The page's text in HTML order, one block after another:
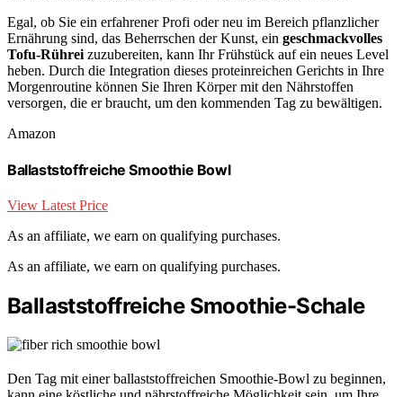
Egal, ob Sie ein erfahrener Profi oder neu im Bereich pflanzlicher
Ernährung sind, das Beherrschen der Kunst, ein geschmackvolles
Tofu-Rührei zuzubereiten, kann Ihr Frühstück auf ein neues Level
heben. Durch die Integration dieses proteinreichen Gerichts in Ihre
Morgenroutine können Sie Ihren Körper mit den Nährstoffen
versorgen, die er braucht, um den kommenden Tag zu bewältigen.
Amazon
Ballaststoffreiche Smoothie Bowl
View Latest Price
As an affiliate, we earn on qualifying purchases.
As an affiliate, we earn on qualifying purchases.
Ballaststoffreiche Smoothie-Schale
Den Tag mit einer ballaststoffreichen Smoothie-Bowl zu beginnen,